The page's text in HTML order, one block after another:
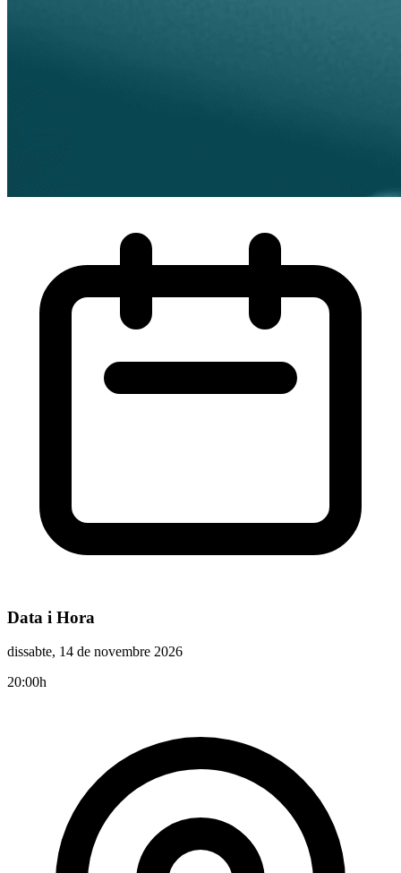
Data i Hora
dissabte, 14 de novembre 2026
20:00h